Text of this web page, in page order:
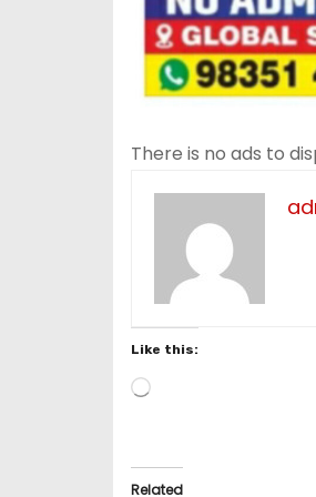
There is no ads to
Like this:
L
i
Related